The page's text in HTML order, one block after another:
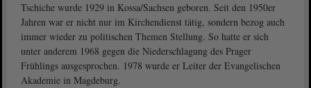
Tschiche wurde 1929 in Kossa/Sachsen geboren. Seit den 1950er
Jahren war er nicht nur im Kirchendienst tätig, sondern bezog auch
immer wieder zu politischen Themen Stellung. So hatte er sich
unter anderem 1968 gegen die Niederschlagung des Prager
Frühlings ausgesprochen. 1978 wurde er Leiter der Evangelischen
Akademie in Magdeburg.